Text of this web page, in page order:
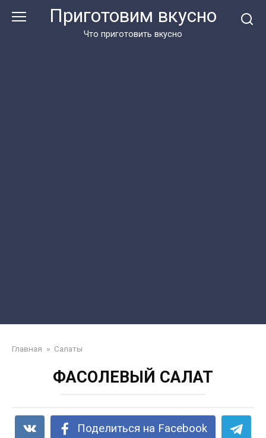
Приготовим вкусно
Что приготовить вкусно
Главная » Салаты
ФАСОЛЕВЫЙ САЛАТ
Поделиться на Facebook